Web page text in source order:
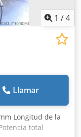
1 /4
Llamar
Longitud de la
total